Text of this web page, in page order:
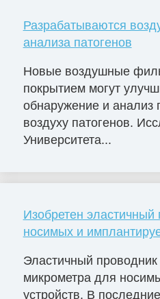
Разрабатываются
анализа патогенов
Новые воздушные
покрытием могут
обнаружение и анализ
воздуху патогенов.
Университета...
Изобретен эластичный
носимых и
Эластичный
микрометра для
устройств. В